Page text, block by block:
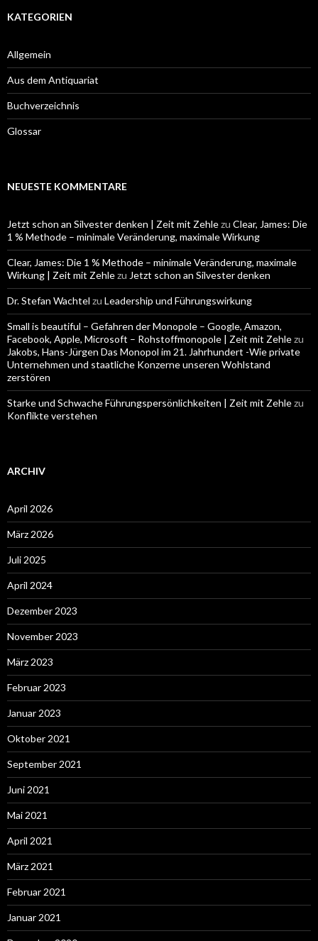
KATEGORIEN
Allgemein
Aus dem Antiquariat
Buchverzeichnis
Glossar
NEUESTE KOMMENTARE
Jetzt schon an Silvester denken | Zeit mit Zehlezu Clear, James: Die
1 % Methode – minimale Veränderung, maximale Wirkung
Clear, James: Die 1 % Methode – minimale Veränderung, maximale
Wirkung | Zeit mit Zehlezu Jetzt schon an Silvester denken
Dr. Stefan Wachtel zu Leadership und Führungswirkung
Small is beautiful – Gefahren der Monopole – Google, Amazon,
Facebook, Apple, Microsoft – Rohstoffmonopole | Zeit mit Zehlezu
Jakobs, Hans-Jürgen Das Monopol im 21. Jahrhundert -Wie private
Unternehmen und staatliche Konzerne unseren Wohlstand
zerstören
Starke und Schwache Führungspersönlichkeiten | Zeit mit Zehlezu
Konflikte verstehen
ARCHIV
April 2026
März 2026
Juli 2025
April 2024
Dezember 2023
November 2023
März 2023
Februar 2023
Januar 2023
Oktober 2021
September 2021
Juni 2021
Mai 2021
April 2021
März 2021
Februar 2021
Januar 2021